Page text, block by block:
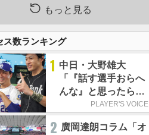
手放さなかった」
もっと見る
ス数ランキング
1 中日・大野雄大
「『話す選手おらへ
んな』と思ったら坂
本勇人が来た！」／
PLAYER'S VOICE
2 廣岡達朗コラム「オ